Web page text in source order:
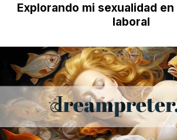
Explorando mi sexualidad
laboral